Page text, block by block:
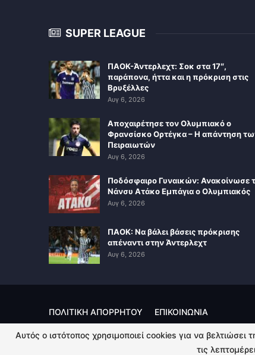
SUPER LEAGUE
ΠΑΟΚ-Άντερλεχτ: Σοκ στα 17″,
παράπονα, ήττα και η πρόκριση στις
Βρυξέλλες
Αυγ 6, 2026
Αποχαιρέτησε τον Ολυμπιακό ο
Φρανσίσκο Ορτέγκα – Η απάντηση
Πειραιωτών
Αυγ 6, 2026
Ποδόσφαιρο Γυναικών: Ανακοίνωσε
Νάνσυ Ατάκο Εμπάγια ο Ολυμπιακός
Αυγ 6, 2026
ΠΑΟΚ: Να βάλει βάσεις πρόκρισης
απέναντι στην Άντερλεχτ
Αυγ 6, 2026
ΠΟΛΙΤΙΚΗ ΑΠΟΡΡΗΤΟΥ ΕΠΙΚΟΙΝΩΝΙΑ
© 2026 - Kingsport.gr. All Rights Reserved.
Αυτός ο ιστότοπος χρησιμοποιεί cookies για να
τις